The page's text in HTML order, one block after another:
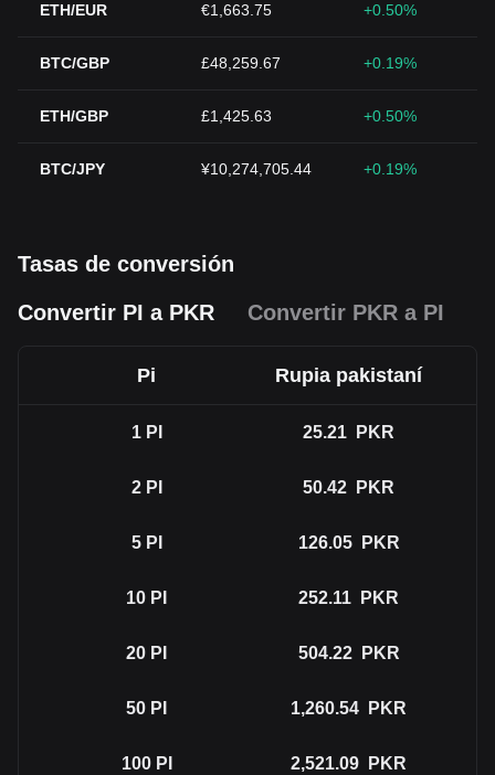
ETH/EUR €1,663.75 +0.50%
BTC/GBP £48,259.67 +0.19%
ETH/GBP £1,425.63 +0.50%
BTC/JPY ¥10,274,705.44 +0.19%
Tasas de conversión
Convertir PI a PKR
Convertir PKR a PI
Pi Rupia pakistaní
1 PI 25.21 PKR
2 PI 50.42 PKR
5 PI 126.05 PKR
10 PI 252.11 PKR
20 PI 504.22 PKR
50 PI 1,260.54 PKR
100 PI 2,521.09 PKR